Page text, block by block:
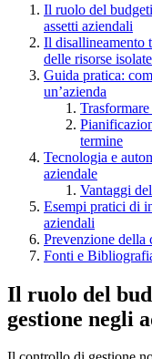
Il ruolo del
assetti aziendali
Il disallineamento
delle risorse isolate
Guida pratica:
un’azienda
termine
Tecnologia e
aziendale
Vantaggi
Esempi pratici di
aziendali
Prevenzione della
Fonti e
Il ruolo del
gestione negli